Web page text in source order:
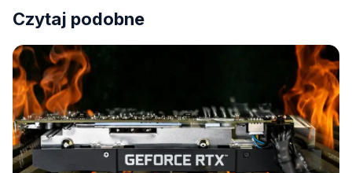
Czytaj podobne